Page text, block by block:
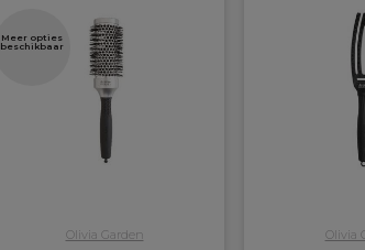
Meer opties
beschikbaar
Olivia Garden Olivia